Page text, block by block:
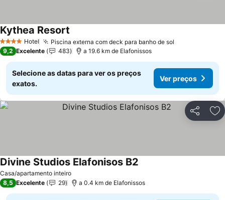
4 EstrelasHotel Piscina externa com deck para banho de sol
Kythea Resort
9,2 Excelente 483 a 19.6 km de Elafonissos
Selecione as datas para ver os preços
exatos.
Ver preços
Partilhar
Casa/apartamento inteiro
Divine Studios Elafonisos B2
8,5 Excelente 29 a 0.4 km de Elafonissos